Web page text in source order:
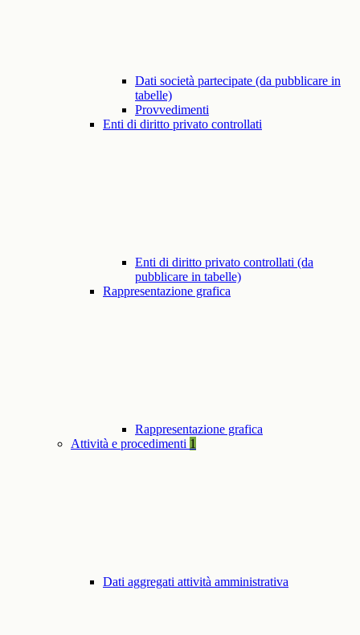
Dati società partecipate (da pubblicare in
tabelle)
Provvedimenti
Enti di diritto privato controllati
Enti di diritto privato controllati (da
pubblicare in tabelle)
Rappresentazione grafica
Rappresentazione grafica
Attività e procedimenti 1
Dati aggregati attività amministrativa